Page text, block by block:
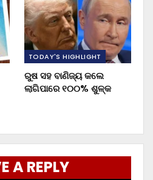
TODAY'S HIGHLIGHT
ରୁଷ ସହ ବାଣିଜ୍ୟ କଲେ
ଲାଗିପାରେ ୧୦୦% ଶୁଳ୍କ
A REPLY